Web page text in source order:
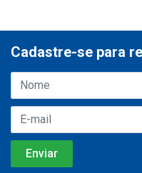
Cadastre-se para